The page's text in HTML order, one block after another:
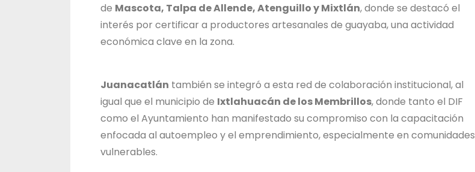
de Mascota, Talpa de Allende, Atenguillo y Mixtlán, donde se destacó el
interés por certificar a productores artesanales de guayaba, una actividad
económica clave en la zona.
Juanacatlán también se integró a esta red de colaboración institucional, al
igual que el municipio de Ixtlahuacán de los Membrillos, donde tanto el DIF
como el Ayuntamiento han manifestado su compromiso con la capacitación
enfocada al autoempleo y el emprendimiento, especialmente en comunidades
vulnerables.